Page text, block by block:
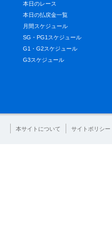
本日のレース
本日の払戻金一覧
月間スケジュール
SG・PG1スケジュール
G1・G2スケジュール
G3スケジュール
本サイトについて サイトポリシー